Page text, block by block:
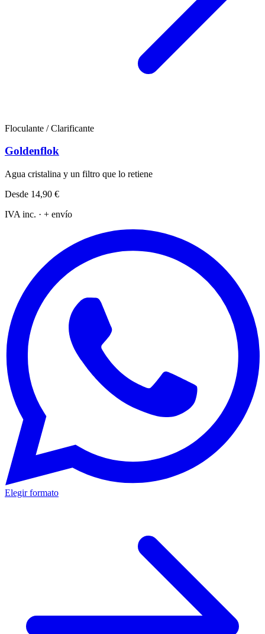
Floculante / Clarificante
Goldenflok
Agua cristalina y un filtro que lo retiene
Desde 14,90 €
IVA inc. · + envío
Elegir formato